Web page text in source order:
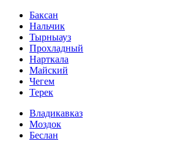
Баксан
Нальчик
Тырныауз
Прохладный
Нарткала
Майский
Чегем
Терек
Владикавказ
Моздок
Беслан